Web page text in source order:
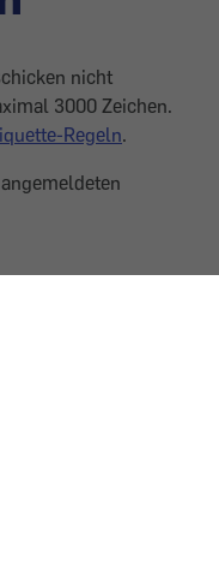
nicht
3000 Zeichen.
Regeln.